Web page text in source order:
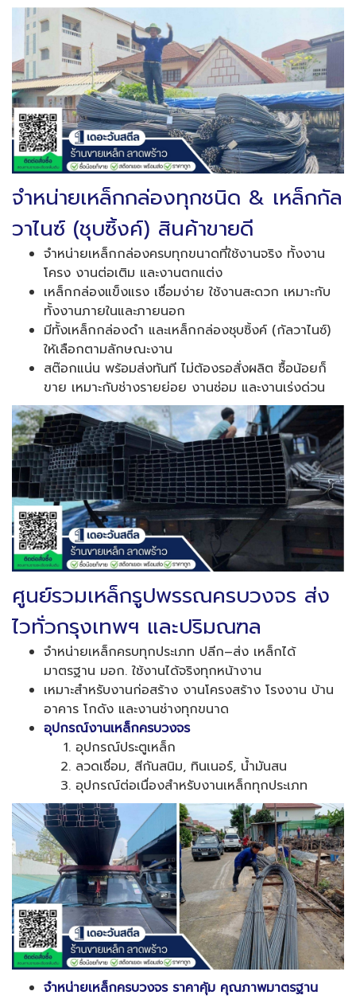
จำหน่ายเหล็กกล่องทุกชนิด & เหล็กกัล
วาไนซ์ (ชุบซิ้งค์) สินค้าขายดี
จำหน่ายเหล็กกล่องครบทุกขนาดที่ใช้งานจริง ทั้งงาน
โครง งานต่อเติม และงานตกแต่ง
เหล็กกล่องแข็งแรง เชื่อมง่าย ใช้งานสะดวก เหมาะกับ
ทั้งงานภายในและภายนอก
มีทั้งเหล็กกล่องดำ และเหล็กกล่องชุบซิ้งค์ (กัลวาไนซ์)
ให้เลือกตามลักษณะงาน
สต๊อกแน่น พร้อมส่งทันที ไม่ต้องรอสั่งผลิต ซื้อน้อยก็
ขาย เหมาะกับช่างรายย่อย งานซ่อม และงานเร่งด่วน
ศูนย์รวมเหล็กรูปพรรณครบวงจร ส่ง
ไวทั่วกรุงเทพฯ และปริมณฑล
จำหน่ายเหล็กครบทุกประเภท ปลีก–ส่ง เหล็กได้
มาตรฐาน มอก. ใช้งานได้จริงทุกหน้างาน
เหมาะสำหรับงานก่อสร้าง งานโครงสร้าง โรงงาน บ้าน
อาคาร โกดัง และงานช่างทุกขนาด
อุปกรณ์งานเหล็กครบวงจร
อุปกรณ์ประตูเหล็ก
ลวดเชื่อม, สีกันสนิม, ทินเนอร์, น้ำมันสน
อุปกรณ์ต่อเนื่องสำหรับงานเหล็กทุกประเภท
จำหน่ายเหล็กครบวงจร ราคาคุ้ม คุณภาพมาตรฐาน